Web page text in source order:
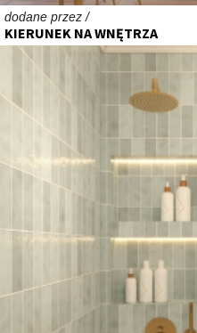
dodane przez /
KIERUNEK NA WNĘTRZA